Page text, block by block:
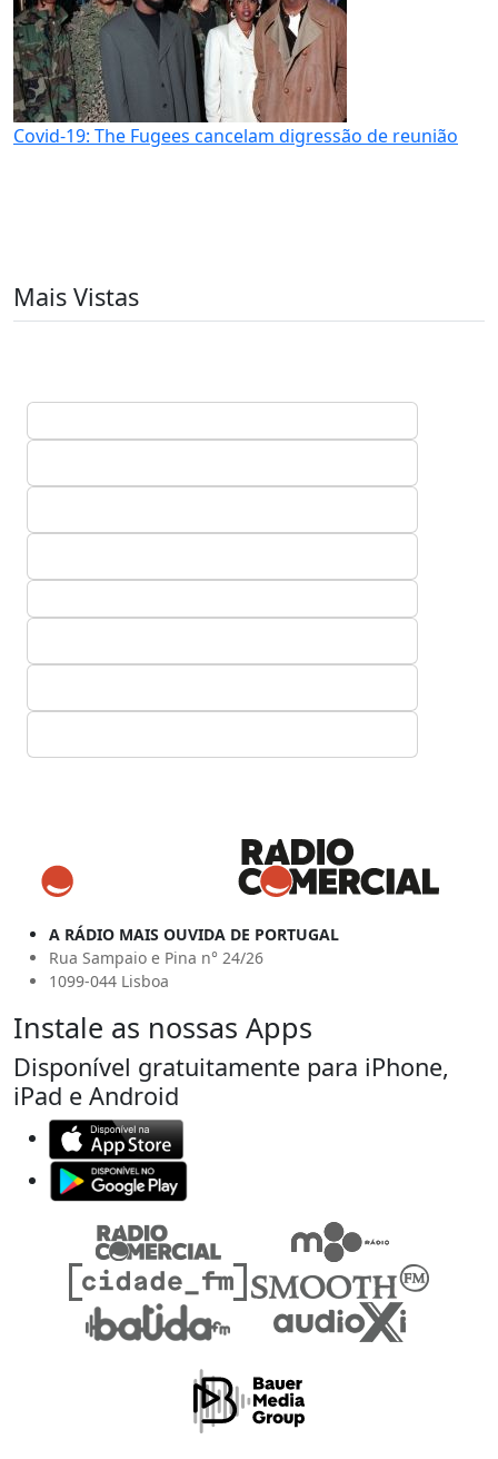
Covid-19: The Fugees cancelam digressão de reunião
Mais Vistas
A RÁDIO MAIS OUVIDA DE PORTUGAL
Rua Sampaio e Pina n° 24/26
1099-044 Lisboa
Instale as nossas Apps
Disponível gratuitamente para iPhone,
iPad e Android